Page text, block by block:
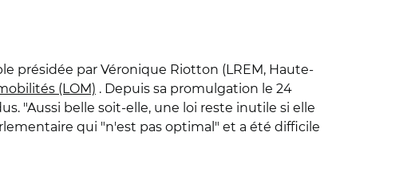
présidée par Véronique Riotton (LREM, Haute-
(LOM) . Depuis sa promulgation le 24
"Aussi belle soit-elle, une loi reste inutile si elle
qui "n'est pas optimal" et a été difficile